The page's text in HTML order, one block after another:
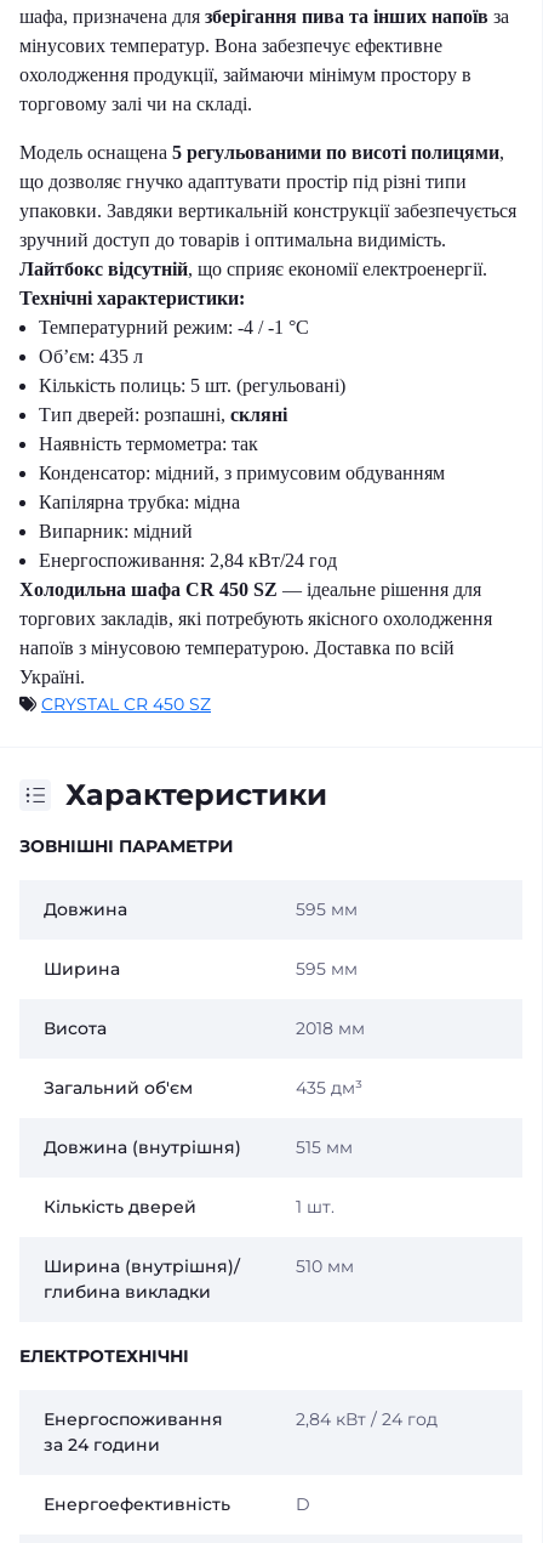
шафа, призначена для зберігання пива та інших напоїв за
мінусових температур. Вона забезпечує ефективне
охолодження продукції, займаючи мінімум простору в
торговому залі чи на складі.
Модель оснащена 5 регульованими по висоті полицями,
що дозволяє гнучко адаптувати простір під різні типи
упаковки. Завдяки вертикальній конструкції забезпечується
зручний доступ до товарів і оптимальна видимість.
Лайтбокс відсутній, що сприяє економії електроенергії.
Технічні характеристики:
Температурний режим: -4 / -1 °C
Об’єм: 435 л
Кількість полиць: 5 шт. (регульовані)
Тип дверей: розпашні, скляні
Наявність термометра: так
Конденсатор: мідний, з примусовим обдуванням
Капілярна трубка: мідна
Випарник: мідний
Енергоспоживання: 2,84 кВт/24 год
Холодильна шафа CR 450 SZ — ідеальне рішення для
торгових закладів, які потребують якісного охолодження
напоїв з мінусовою температурою. Доставка по всій
Україні.
CRYSTAL CR 450 SZ
Характеристики
ЗОВНІШНІ ПАРАМЕТРИ
Довжина 595 мм
Ширина 595 мм
Висота 2018 мм
Загальний об'єм 435 дм³
Довжина (внутрішня) 515 мм
Кількість дверей 1 шт.
Ширина (внутрішня)/
глибина викладки
510 мм
ЕЛЕКТРОТЕХНІЧНІ
Енергоспоживання
за 24 години
2,84 кВт / 24 год
Енергоефективність D